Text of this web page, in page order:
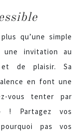
qu’une simple
invitation au
et de plaisir. Sa
en font une
vous tenter par
! Partagez vos
pas vos